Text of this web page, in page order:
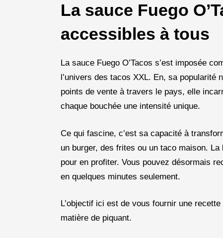
La sauce Fuego
accessibles à tous
La sauce Fuego O’Tacos s’est imposée
l’univers des tacos XXL. En, sa popularité
points de vente à travers le pays, elle
chaque bouchée une intensité unique.
Ce qui fascine, c’est sa capacité à
un burger, des frites ou un taco maison. La
pour en profiter. Vous pouvez désormais
en quelques minutes seulement.
L’objectif ici est de vous fournir une
matière de piquant.